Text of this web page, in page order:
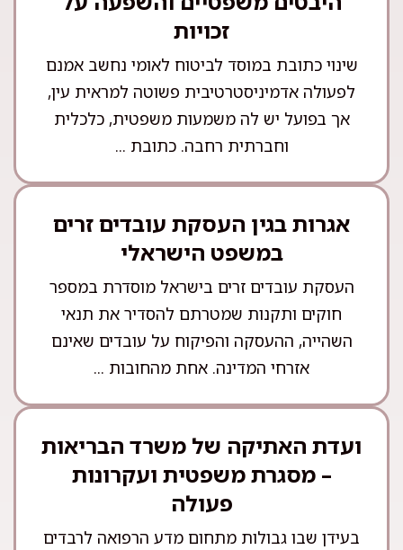
זכויות
שינוי כתובת במוסד לביטוח לאומי נחשב אמנם
לפעולה אדמיניסטרטיבית פשוטה למראית עין,
אך בפועל יש לה משמעות משפטית, כלכלית
וחברתית רחבה. כתובת ...
אגרות בגין העסקת עובדים זרים
במשפט הישראלי
העסקת עובדים זרים בישראל מוסדרת במספר
חוקים ותקנות שמטרתם להסדיר את תנאי
השהייה, ההעסקה והפיקוח על עובדים שאינם
אזרחי המדינה. אחת מהחובות ...
ועדת האתיקה של משרד הבריאות
– מסגרת משפטית ועקרונות
פעולה
בעידן שבו גבולות מתחום מדע הרפואה לרבדים